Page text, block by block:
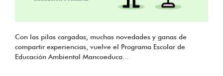
Con las pilas cargadas, muchas novedades y ganas de
compartir experiencias, vuelve el Programa Escolar de
Educación Ambiental Mancoeduca...